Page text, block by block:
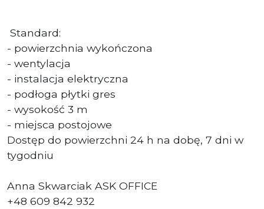
Standard:
- powierzchnia wykończona
- wentylacja
- instalacja elektryczna
- podłoga płytki gres
- wysokość 3 m
- miejsca postojowe
Dostęp do powierzchni 24 h na dobę, 7 dni w
tygodniu
Anna Skwarciak ASK OFFICE
+48 609 842 932